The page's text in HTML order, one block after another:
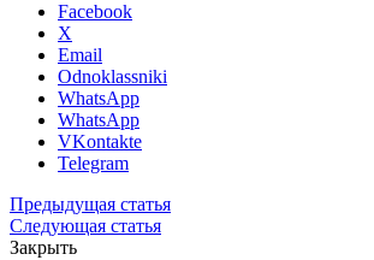
Facebook
X
Email
Odnoklassniki
WhatsApp
WhatsApp
VKontakte
Telegram
Предыдущая статья
Следующая статья
Закрыть